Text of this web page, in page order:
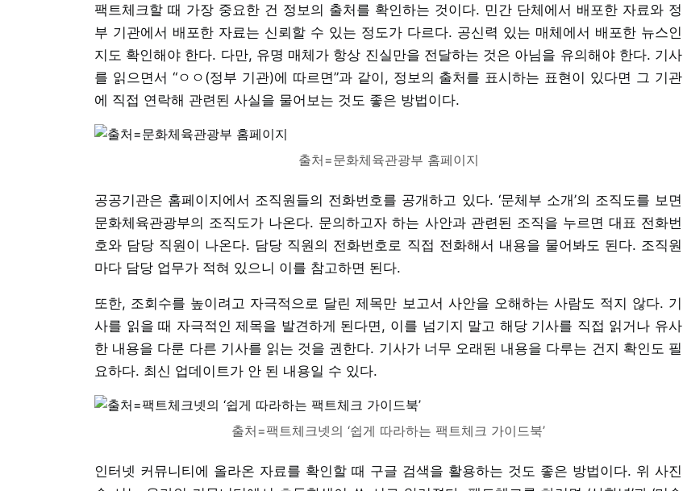
팩트체크할 때 가장 중요한 건 정보의 출처를 확인하는 것이다. 민간 단체에서 배포한 자료와 정
부 기관에서 배포한 자료는 신뢰할 수 있는 정도가 다르다. 공신력 있는 매체에서 배포한 뉴스인
지도 확인해야 한다. 다만, 유명 매체가 항상 진실만을 전달하는 것은 아님을 유의해야 한다. 기사
를 읽으면서 “ㅇㅇ(정부 기관)에 따르면”과 같이, 정보의 출처를 표시하는 표현이 있다면 그 기관
에 직접 연락해 관련된 사실을 물어보는 것도 좋은 방법이다.
출처=문화체육관광부 홈페이지
공공기관은 홈페이지에서 조직원들의 전화번호를 공개하고 있다. ‘문체부 소개’의 조직도를 보면
문화체육관광부의 조직도가 나온다. 문의하고자 하는 사안과 관련된 조직을 누르면 대표 전화번
호와 담당 직원이 나온다. 담당 직원의 전화번호로 직접 전화해서 내용을 물어봐도 된다. 조직원
마다 담당 업무가 적혀 있으니 이를 참고하면 된다.
또한, 조회수를 높이려고 자극적으로 달린 제목만 보고서 사안을 오해하는 사람도 적지 않다. 기
사를 읽을 때 자극적인 제목을 발견하게 된다면, 이를 넘기지 말고 해당 기사를 직접 읽거나 유사
한 내용을 다룬 다른 기사를 읽는 것을 권한다. 기사가 너무 오래된 내용을 다루는 건지 확인도 필
요하다. 최신 업데이트가 안 된 내용일 수 있다.
출처=팩트체크넷의 ‘쉽게 따라하는 팩트체크 가이드북’
인터넷 커뮤니티에 올라온 자료를 확인할 때 구글 검색을 활용하는 것도 좋은 방법이다. 위 사진